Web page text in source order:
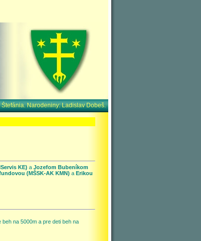
Štefánia. Narodeniny:Ladislav Dobeš.
KE) a Jozefom Bubeníkom
(MŠSK-AK KMN) a Erikou
beh na 5000m a pre deti beh na